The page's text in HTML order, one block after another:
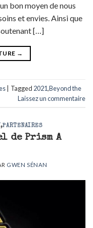
bon moyen de nous
et envies. Ainsi que
[…]
→
Tagged 2021,Beyond the
Laissez un commentaire
,PARTENAIRES
de Prism A
GWEN SÉNAN